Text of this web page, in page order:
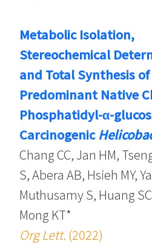
Metabolic Isolation,
Stereochemical
and Total Synthesis of
Predominant Native
Phosphatidyl-α-
Carcinogenic
Chang CC, Jan HM,
S, Abera AB, Hsieh MY,
Muthusamy S, Huang
Mong KT*
Org Lett. (2022)